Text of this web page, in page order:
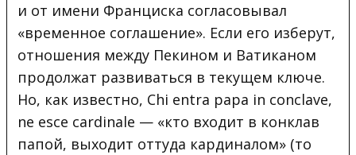
и от имени Франциска согласовывал
«временное соглашение». Если его изберут,
отношения между Пекином и Ватиканом
продолжат развиваться в текущем ключе.
Но, как известно, Chi entra papa in conclave,
ne esce cardinale — «кто входит в конклав
папой, выходит оттуда кардиналом» (то